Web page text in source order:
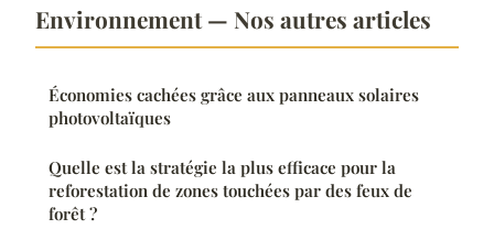
Environnement — Nos autres articles
Économies cachées grâce aux panneaux solaires
photovoltaïques
Quelle est la stratégie la plus efficace pour la
reforestation de zones touchées par des feux de
forêt ?